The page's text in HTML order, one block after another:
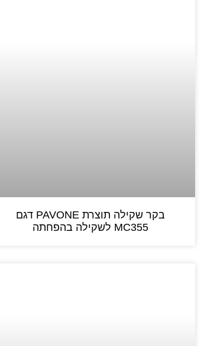
בקר שקילה תוצרת PAVONE דגם
MC355 לשקילה בהפחתה